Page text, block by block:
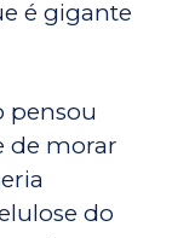
é gigante
pensou
de morar
do